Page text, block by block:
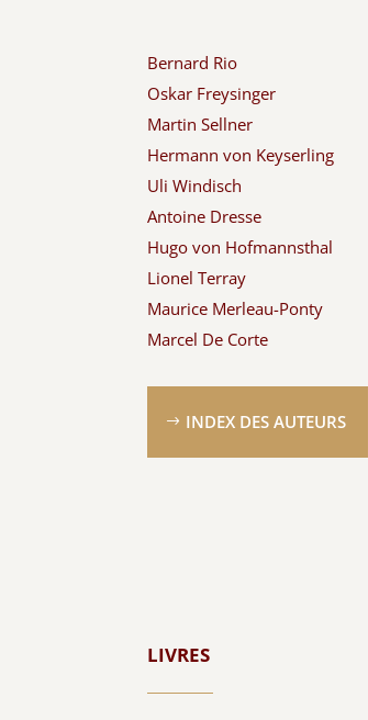
Bernard Rio
Oskar Freysinger
Martin Sellner
Hermann von Keyserling
Uli Windisch
Antoine Dresse
Hugo von Hofmannsthal
Lionel Terray
Maurice Merleau-Ponty
Marcel De Corte
INDEX DES AUTEURS
LIVRES